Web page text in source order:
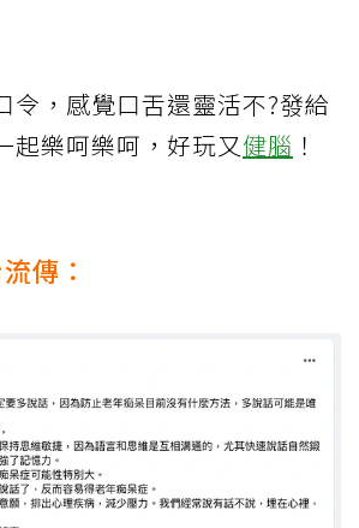
令，感覺口舌還靈活不?發給
起樂呵樂呵，好玩又健腦 ！
傳：